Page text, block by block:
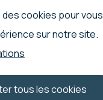
cookies pour
sur notre site.
tous les cookies